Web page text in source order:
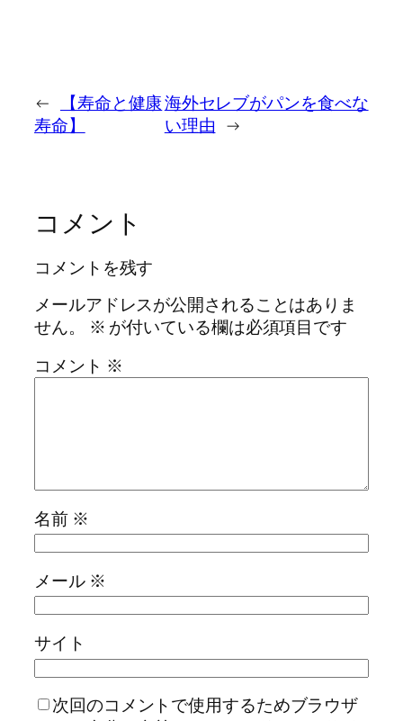
←
【寿命と健康
寿命】
海外セレブがパンを食べな
い理由 →
コメント
コメントを残す
メールアドレスが公開されることはありま
せん。
※ が付いている欄は必須項目です
コメント ※
名前 ※
メール ※
サイト
次回のコメントで使用するためブラウザ